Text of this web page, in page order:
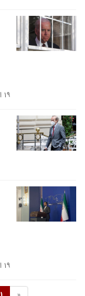
۱۹ اردیبهشت ۱۴۰۱
۱۹ اردیبهشت ۱۴۰۱